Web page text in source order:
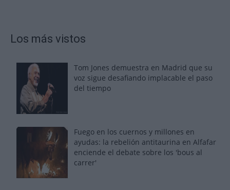
Los más vistos
Tom Jones demuestra en Madrid que su
voz sigue desafiando implacable el paso
del tiempo
Fuego en los cuernos y millones en
ayudas: la rebelión antitaurina en Alfafar
enciende el debate sobre los 'bous al
carrer'